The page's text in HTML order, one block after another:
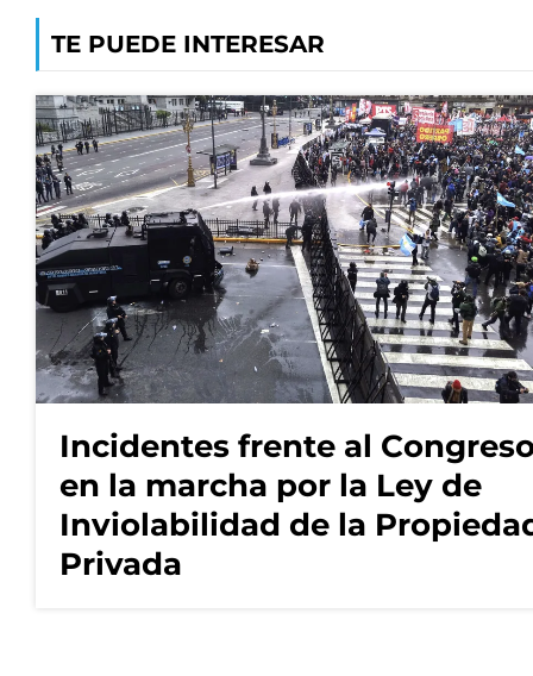
TE PUEDE INTERESAR
Incidentes frente al
en la marcha por la Ley de
Inviolabilidad de la
Privada